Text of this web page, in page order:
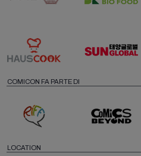
COMICON FA PARTE DI
LOCATION